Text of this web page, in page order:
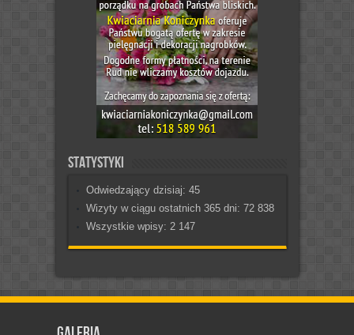
Statystyki
Odwiedzający dzisiaj: 45
Wizyty w ciągu ostatnich 365 dni: 72 838
Wszystkie wpisy: 2 147